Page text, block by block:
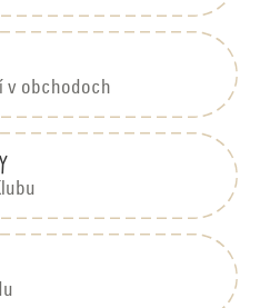
v obchodoch